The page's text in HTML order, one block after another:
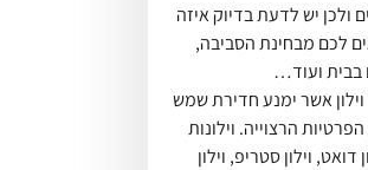
ולכן יש לדעת בדיוק איזה
לכם מבחינת הסביבה,
בבית ועוד…
אשר ימנע חדירת שמש
הרצוייה. וילונות
דואט, וילון סטריפ, וילון